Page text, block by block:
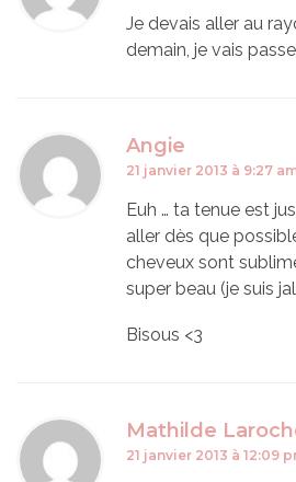
Je devais aller au
demain, je vais
Angie
21 janvier 2013 à 9:27
Euh … ta tenue est
aller dès que
cheveux sont
super beau (je suis
Bisous <3
Mathilde
21 janvier 2013 à 12:09